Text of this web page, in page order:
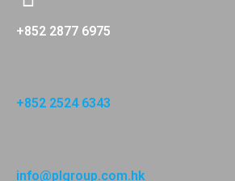
+852 2877 6975
+852 2524 6343
info@plgroup.com.hk